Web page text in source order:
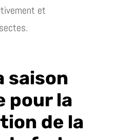
et
saison
pour la
de la